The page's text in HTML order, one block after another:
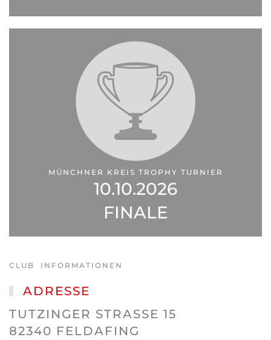
MÜNCHNER KREIS TROPHY TURNIER
10.10.2026
FINALE
CLUB INFORMATIONEN
ADRESSE
TUTZINGER STRASSE 15
82340 FELDAFING